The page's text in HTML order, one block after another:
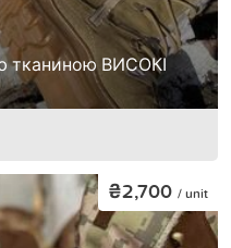
тканиною ВИСОКІ
₴2,700 / unit